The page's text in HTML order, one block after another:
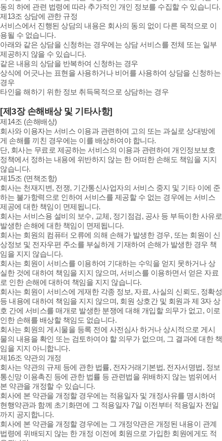
동의 하에 관련 법령에 따라 추가적인 개인 정보를 수집할 수 있습니다.
제13조 상담에 관한 규정
서비스에서 진행된 상담의 내용은 회사의 동의 없이 다른 목적으로 이
용될 수 없습니다.
아래와 같은 상담을 신청하는 경우에는 상담 서비스를 전체 또는 일부
제공하지 않을 수 있습니다.
같은 내용의 상담을 반복하여 신청하는 경우
상식에 어긋나는 표현을 사용하거나 비어를 사용하여 상담을 신청하는
경우
타인을 해하기 위한 정보 취득목적으로 상담하는 경우
[제3장 손해배상 및 기타사항]
제14조 (손해배상)
회사와 이용자는 서비스 이용과 관련하여 고의 또는 과실로 상대방에
게 손해를 끼친 경우에는 이를 배상하여야 합니다.
단, 회사는 무료로 제공하는 서비스의 이용과 관련하여 개인정보보호
정책에서 정하는 내용에 위반하지 않는 한 어떠한 손해도 책임을 지지
않습니다.
제15조 (면책조항)
회사는 천재지변, 전쟁, 기간통신사업자의 서비스 중지 및 기타 이에 준
하는 불가항력으로 인하여 서비스를 제공할 수 없는 경우에는 서비스
제공에 대한 책임이 면제됩니다.
회사는 서비스용 설비의 보수, 교체, 정기점검, 공사 등 부득이한 사유로
발생한 손해에 대한 책임이 면제됩니다.
회사는 회원의 컴퓨터 오류에 의해 손해가 발생한 경우, 또는 회원이 신
상정보 및 전자우편 주소를 부실하게 기재하여 손해가 발생한 경우 책
임을 지지 않습니다.
회사는 회원이 서비스를 이용하여 기대하는 수익을 얻지 못하거나 상
실한 것에 대하여 책임을 지지 않으며, 서비스를 이용하면서 얻은 자료
로 인한 손해에 대하여 책임을 지지 않습니다.
회사는 회원이 서비스에 게재한 각종 정보, 자료, 사실의 신뢰도, 정확성
등 내용에 대하여 책임을 지지 않으며, 회원 상호간 및 회원과 제 3자 상
호 간에 서비스를 매개로 발생한 분쟁에 대해 개입할 의무가 없고, 이로
인한 손해를 배상할 책임도 없습니다.
회사는 회원의 게시물을 등록 전에 사전심사 하거나 상시적으로 게시
물의 내용을 확인 또는 검토하여야 할 의무가 없으며, 그 결과에 대한 책
임을 지지 아니합니다.
제16조 약관의 개정
회사는 약관의 규제 등에 관한 법률, 전자거래기본법, 전자서명법, 정보
통신망 이용촉진 등에 관한 법률 등 관련법을 위배하지 않는 범위에서
본 약관을 개정할 수 있습니다.
회사에 본 약관을 개정할 경우에는 적용일자 및 개정사유를 명시하여
현행약관과 함께 초기화면에 그 적용일자 7일 이전부터 적용일자 전일
까지 공지합니다.
회사에 본 약관을 개정할 경우에는 그 개정약관은 개정된 내용이 관계
법령에 위배되지 않는 한 개정 이전에 회원으로 가입한 회원에게도 적